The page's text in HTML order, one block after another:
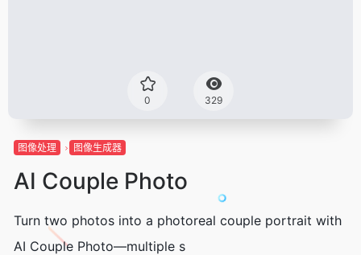
0 329
图像处理 图像生成器
AI Couple Photo
Turn two photos into a photoreal couple portrait with
AI Couple Photo—multiple s